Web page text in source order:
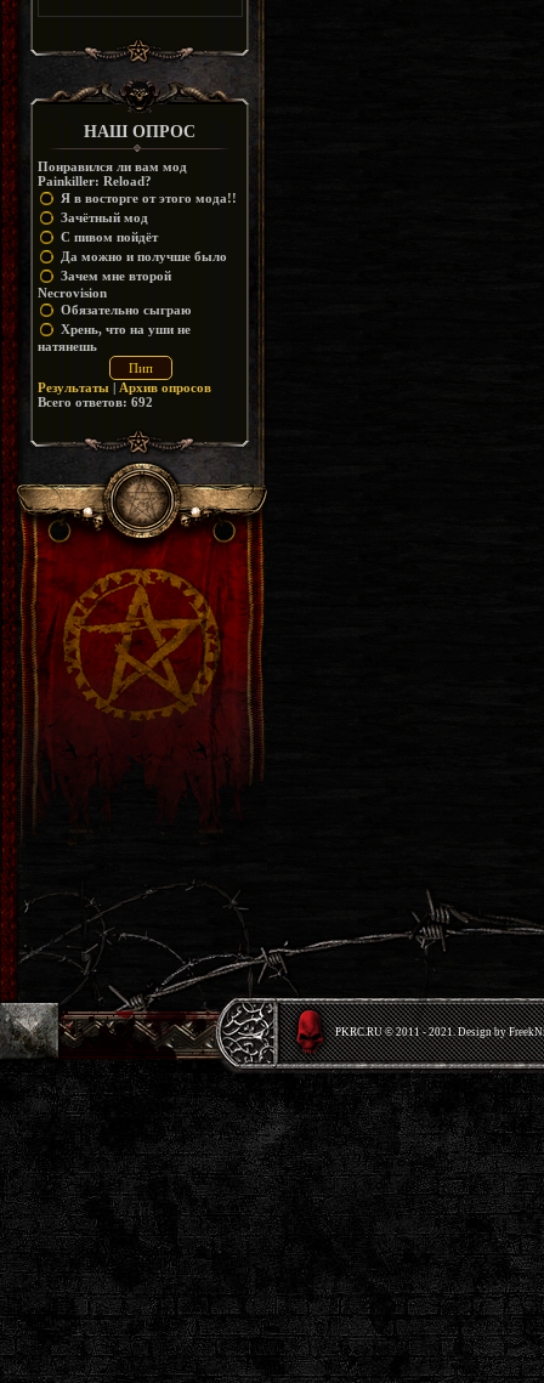
НАШ ОПРОС
Понравился ли вам мод
Painkiller: Reload?
Я в восторге от этого мода!!
Зачётный мод
С пивом пойдёт
Да можно и получше было
Зачем мне второй
Necrovision
Обязательно сыграю
Хрень, что на уши не
натянешь
Результаты | Архив опросов
Всего ответов: 692
PKRС.RU © 2011 - 2021. Design by